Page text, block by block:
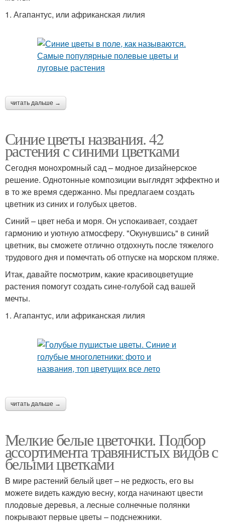
1. Агапантус, или африканская лилия
читать дальше →
Синие цветы названия. 42
растения с синими цветками
Сегодня монохромный сад – модное дизайнерское
решение. Однотонные композиции выглядят эффектно и
в то же время сдержанно. Мы предлагаем создать
цветник из синих и голубых цветов.
Синий – цвет неба и моря. Он успокаивает, создает
гармонию и уютную атмосферу. "Окунувшись" в синий
цветник, вы сможете отлично отдохнуть после тяжелого
трудового дня и помечтать об отпуске на морском пляже.
Итак, давайте посмотрим, какие красивоцветущие
растения помогут создать сине-голубой сад вашей
мечты.
1. Агапантус, или африканская лилия
читать дальше →
Мелкие белые цветочки. Подбор
ассортимента травянистых видов с
белыми цветками
В мире растений белый цвет – не редкость, его вы
можете видеть каждую весну, когда начинают цвести
плодовые деревья, а лесные солнечные полянки
покрывают первые цветы – подснежники.